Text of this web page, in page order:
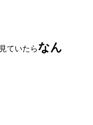
ていたらなん